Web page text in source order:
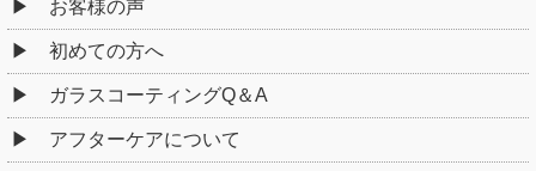
お客様の声
初めての方へ
ガラスコーティングQ＆A
アフターケアについて